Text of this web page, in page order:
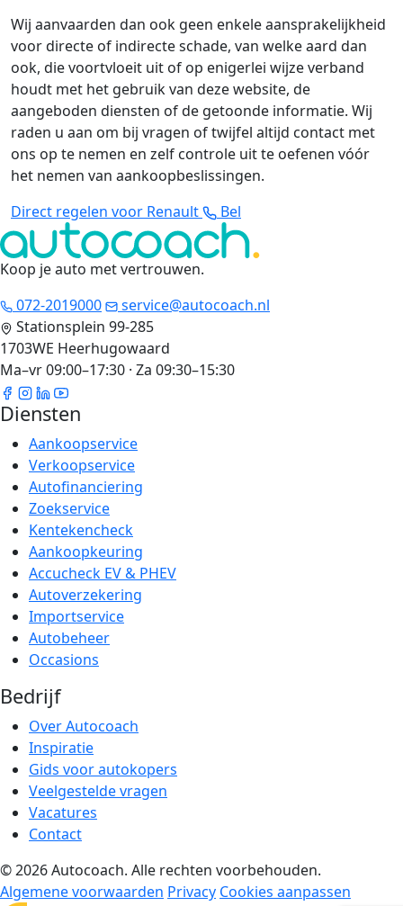
Wij aanvaarden dan ook geen enkele aansprakelijkheid
voor directe of indirecte schade, van welke aard dan
ook, die voortvloeit uit of op enigerlei wijze verband
houdt met het gebruik van deze website, de
aangeboden diensten of de getoonde informatie. Wij
raden u aan om bij vragen of twijfel altijd contact met
ons op te nemen en zelf controle uit te oefenen vóór
het nemen van aankoopbeslissingen.
Direct regelen voor Renault
Bel
Koop je auto met vertrouwen.
072-2019000
service@autocoach.nl
Stationsplein 99-285
1703WE Heerhugowaard
Ma–vr 09:00–17:30 · Za 09:30–15:30
Diensten
Aankoopservice
Verkoopservice
Autofinanciering
Zoekservice
Kentekencheck
Aankoopkeuring
Accucheck EV & PHEV
Autoverzekering
Importservice
Autobeheer
Occasions
Bedrijf
Over Autocoach
Inspiratie
Gids voor autokopers
Veelgestelde vragen
Vacatures
Contact
© 2026 Autocoach. Alle rechten voorbehouden.
Algemene voorwaarden Privacy Cookies aanpassen